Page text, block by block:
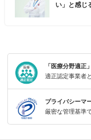
い」と感じ
「医療分野適正
適正認定事業者
プライバシーマ
厳密な管理基準